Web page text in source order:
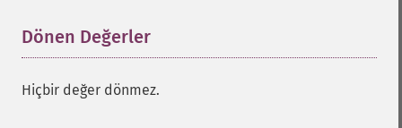
Dönen Değerler
Hiçbir değer dönmez.